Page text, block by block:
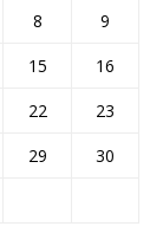
8
9
15
16
22
23
29
30